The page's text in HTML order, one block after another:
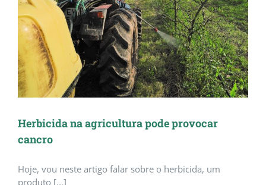
Herbicida na agricultura pode provocar
cancro
Hoje, vou neste artigo falar sobre o herbicida, um
produto [...]